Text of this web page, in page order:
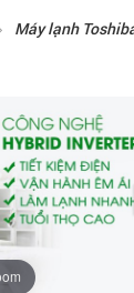
Máy lạnh